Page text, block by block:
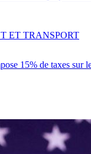
15% de taxes sur
ET TRANSPORT